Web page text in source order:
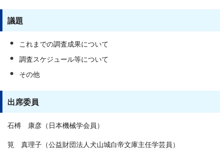
議題
これまでの調査成果について
調査スケジュール等について
その他
出席委員
石榑 康彦（日本機械学会員）
筧 真理子（公益財団法人犬山城白帝文庫主任学芸員）